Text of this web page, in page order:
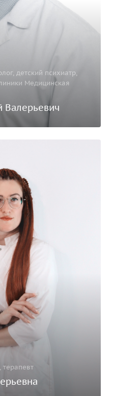
детский психиатр,
Медицинская
Валерьевич
терапевт